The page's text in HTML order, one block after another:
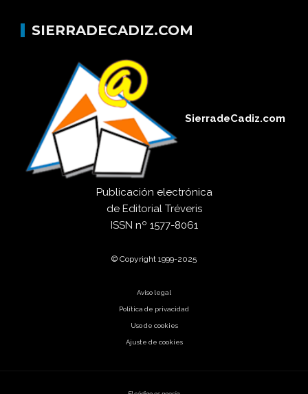
SIERRADECADIZ.COM
SierradeCadiz.com
Publicación electrónica
de Editorial Tréveris
ISSN nº 1577-8061
© Copyright 1999-2025
Aviso legal
Política de privacidad
Uso de cookies
Ajuste de cookies